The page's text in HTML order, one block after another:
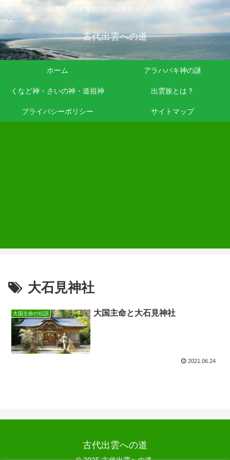
弥生時代の出雲族の栄光は無かったのだろうか？
古代出雲への道
ホーム アラハバキ神の謎
くなど神・さいの神・道祖神 出雲族とは？
プライバシーポリシー サイトマップ
大石見神社
大国主命の伝説 大国主命と大石見神社
2021.06.24
古代出雲への道